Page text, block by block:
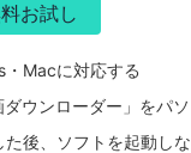
お試し
Macに対応する
ダウンローダー」をパソ
後、ソフトを起動しな